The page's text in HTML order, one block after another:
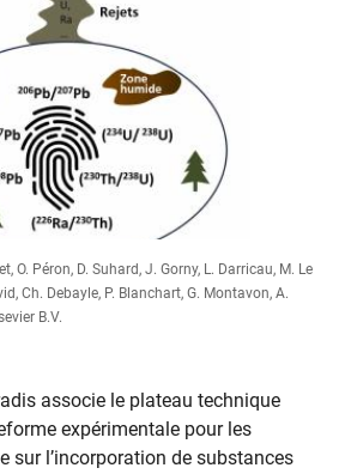
O. Péron, D. Suhard, J. Gorny, L. Darricau, M. Le
Ch. Debayle, P. Blanchart, G. Montavon, A.
B.V.
associe le plateau technique
expérimentale pour les
sur l’incorporation de substances